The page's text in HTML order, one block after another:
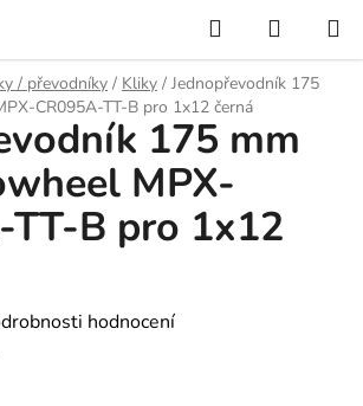
Hledat
KOŠÍK
/ převodníky / Kliky / Jednopřevodník 175
CR095A-TT-B pro 1x12 černá
175 mm
MPX-
TT-B pro 1x12
hodnocení